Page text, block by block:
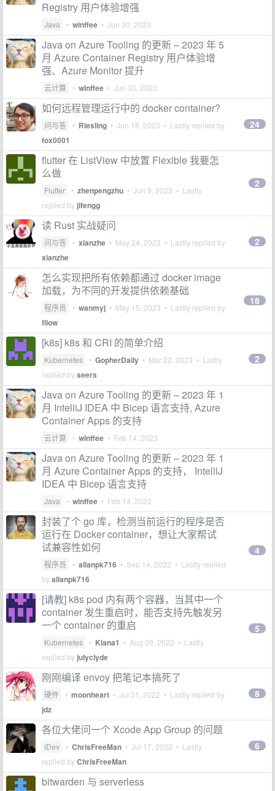
Registry 用户体验增强
Java • winffee • Jun 30, 2023
Java on Azure Tooling 的更新 – 2023 年 5
月 Azure Container Registry 用户体验增
强、Azure Monitor 提升
云计算 • winffee • Jun 30, 2023
如何远程管理运行中的 docker container?
问与答 • Riesling • Jun 18, 2023 • Lastly replied by
fox0001
24
flutter 在 ListView 中放置 Flexible 我要怎
么做
Flutter • zhenpengzhu • Jun 9, 2023 • Lastly
replied by jifengg
2
读 Rust 实战疑问
问与答 • xianzhe • May 24, 2023 • Lastly replied by
xianzhe
2
怎么实现把所有依赖都通过 docker image
加载，为不同的开发提供依赖基础
程序员 • wanmyj • May 15, 2023 • Lastly replied by
fllow
18
[k8s] k8s 和 CRI 的简单介绍
Kubernetes • GopherDaily • Mar 22, 2023 • Lastly
replied byseers
2
Java on Azure Tooling 的更新 – 2023 年 1
月 IntelliJ IDEA 中 Bicep 语言支持, Azure
Container Apps 的支持
云计算 • winffee • Feb 14, 2023
Java on Azure Tooling 的更新 – 2023 年 1
月 Azure Container Apps 的支持， IntelliJ
IDEA 中 Bicep 语言支持
Java • winffee • Feb 14, 2023
封装了个 go 库，检测当前运行的程序是否
运行在 Docker container，想让大家帮试
试兼容性如何
程序员 • allanpk716 • Sep 14, 2022 • Lastly replied
byallanpk716
4
[请教] k8s pod 内有两个容器，当其中一个
container 发生重启时，能否支持先触发另
一个 container 的重启
Kubernetes • Kiana1 • Aug 29, 2022 • Lastly
replied by julyclyde
5
刚刚编译 envoy 把笔记本搞死了
硬件 • moonheart • Jul 31, 2022 • Lastly replied by
jdz
8
各位大佬问一个 Xcode App Group 的问题
iDev • ChrisFreeMan • Jul 17, 2022 • Lastly
replied byChrisFreeMan
6
bitwarden 与 serverless